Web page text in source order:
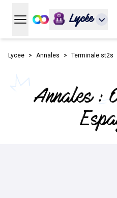
Ouvrir le menu principal
Lycée
Lycee Annales Terminale st2s
Annales :